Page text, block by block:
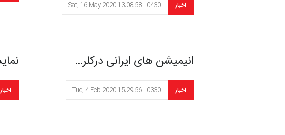
اخبار Sat, 16 May 2020 13:08:58 +0430
اخبار
انیمیشن های ایرانی درکلر…
اخبار Tue, 4 Feb 2020 15:29:56 +0330